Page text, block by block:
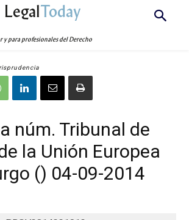
LegalToday
y para profesionales del Derecho
núm. Tribunal de
la Unión Europea
() 04-09-2014